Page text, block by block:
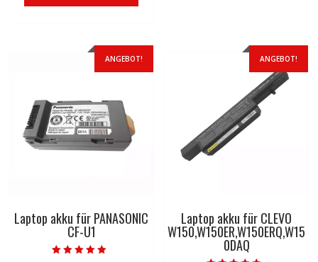
ANGEBOT!
Laptop akku für PANASONIC
CF-U1
ANGEBOT!
Laptop akku für CLEVO
W150,W150ER,W150ERQ,W15
0DAQ